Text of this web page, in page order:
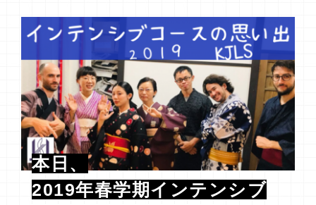
本日、
2019年春学期インテンシブ